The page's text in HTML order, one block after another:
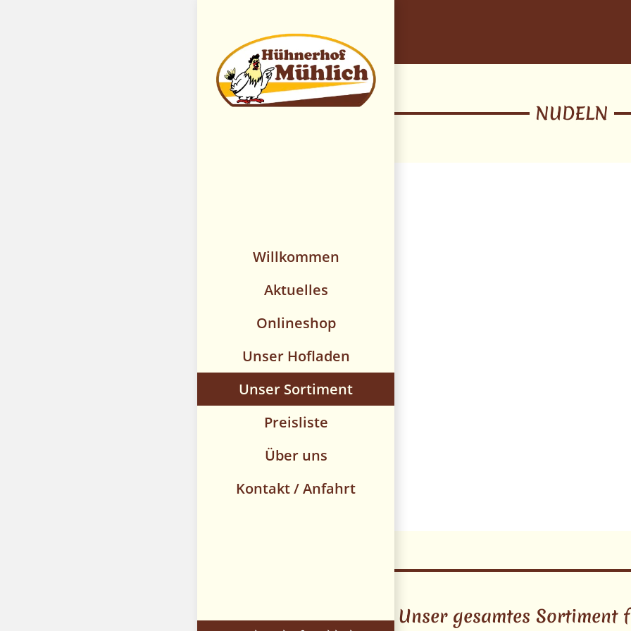
Willkommen
Aktuelles
Onlineshop
Unser Hofladen
Unser Sortiment
Preisliste
Über uns
Kontakt / Anfahrt
Vronis Nudeln
NUDELN
Unser gesamtes Sortiment